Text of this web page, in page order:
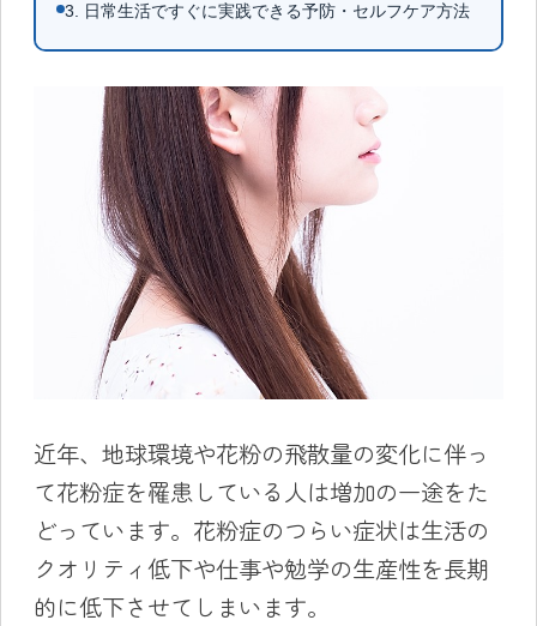
3. 日常生活ですぐに実践できる予防・セルフケア方法
近年、地球環境や花粉の飛散量の変化に伴っ
て花粉症を罹患している人は増加の一途をた
どっています。花粉症のつらい症状は生活の
クオリティ低下や仕事や勉学の生産性を長期
的に低下させてしまいます。